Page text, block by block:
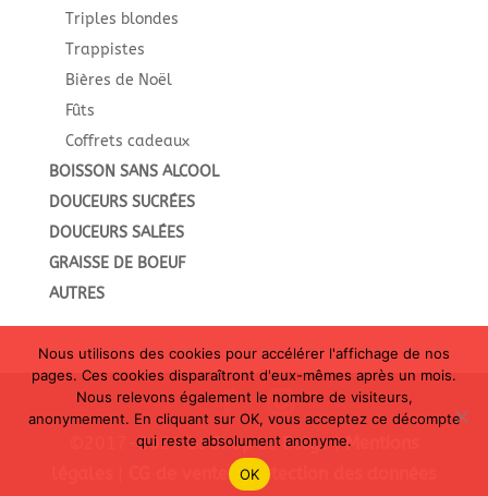
Triples blondes
Trappistes
Bières de Noël
Fûts
Coffrets cadeaux
BOISSON SANS ALCOOL
DOUCEURS SUCRÉES
DOUCEURS SALÉES
GRAISSE DE BOEUF
AUTRES
©2017-2024 Le Shop Le Belge |Mentions
|Protection des données
Nous utilisons des cookies pour accélérer l'affichage de nos
pages. Ces cookies disparaîtront d'eux-mêmes après un mois.
Nous relevons également le nombre de visiteurs,
anonymement. En cliquant sur OK, vous acceptez ce décompte
qui reste absolument anonyme.
OK